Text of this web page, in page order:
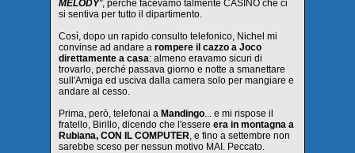
MELODY", perché facevamo talmente CASINO che ci
si sentiva per tutto il dipartimento.
Così, dopo un rapido consulto telefonico, Nichel mi
convinse ad andare a rompere il cazzo a Joco
direttamente a casa: almeno eravamo sicuri di
trovarlo, perché passava giorno e notte a smanettare
sull'Amiga ed usciva dalla camera solo per mangiare e
andare al cesso.
Prima, però, telefonai a Mandingo... e mi rispose il
fratello, Birillo, dicendo che l'essere era in montagna a
Rubiana, CON IL COMPUTER, e fino a settembre non
sarebbe sceso per nessun motivo MAI. Peccato.